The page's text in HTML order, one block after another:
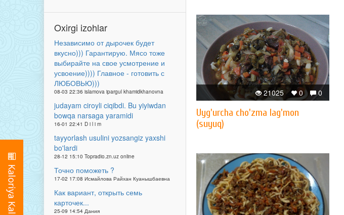
Oxirgi izohlar
Независимо от дырочек будет
вкусно))) Гарантирую. Мясо тоже
выбирайте на свое усмотрение и
усвоение)))) Главное - готовить с
ЛЮБОВЬЮ)))
08-03 22:36 islamova ipargul khamidkhanovna
judayam ciroyli ciqibdi. Bu yiyiwdan
bowqa narsaga yaramidi
16-01 22:41 D i l i m
tayyorlash usulini yozsangiz yaxshi
bo'lardi
28-12 15:10 Topradio.zn.uz online
Точно поможеть ?
17-02 17:08 Исмайлова Райхан Куанышбаевна
Как вариант, открыть семь
карточек...
25-09 14:54 Дания
0
0
21025
Uyg'urcha cho'zma lag'mon
(suyuq)